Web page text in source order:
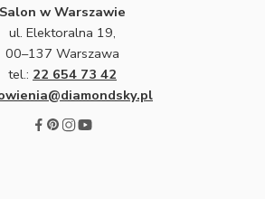
Salon w Warszawie
ul. Elektoralna 19,
00–137 Warszawa
tel.: 22 654 73 42